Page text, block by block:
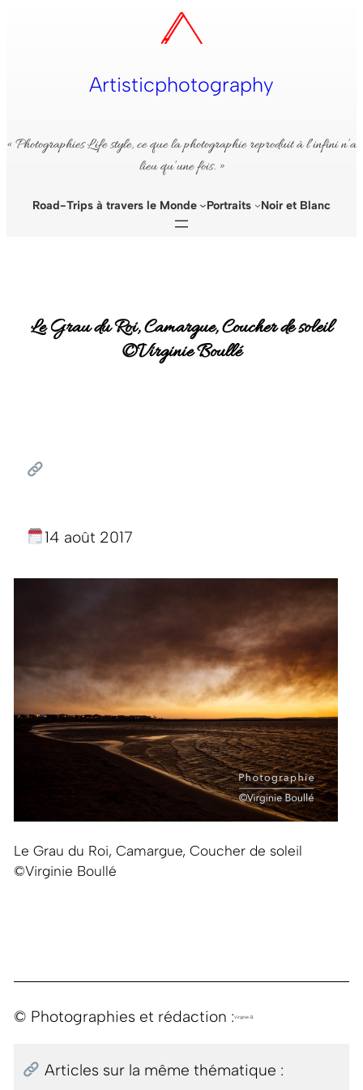
Artisticphotography
« Photographies Life style, ce que la photographie reproduit à l’infini n’a
lieu qu’une fois. »
Road-Trips à travers le Monde Portraits Noir et Blanc
Le Grau du Roi, Camargue, Coucher de soleil
©Virginie Boullé
14 août 2017
Le Grau du Roi, Camargue, Coucher de soleil
©Virginie Boullé
© Photographies et rédaction :Virginie B.
Articles sur la même thématique :